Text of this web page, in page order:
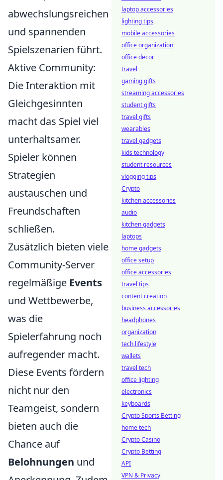
abwechslungsreichen
und spannenden
Spielszenarien führt.
Aktive Community:
Die Interaktion mit
Gleichgesinnten
macht das Spiel viel
unterhaltsamer.
Spieler können
Strategien
austauschen und
Freundschaften
schließen.
Zusätzlich bieten viele
Community-Server
regelmäßige Events
und Wettbewerbe,
was die
Spielerfahrung noch
aufregender macht.
Diese Events fördern
nicht nur den
Teamgeist, sondern
bieten auch die
Chance auf
Belohnungen und
laptop accessories
lighting tips
mobile accessories
office organization
office decor
travel
gaming gifts
streaming accessories
student gifts
travel gifts
wearables
travel gadgets
kids technology
student resources
vlogging tips
Crypto
kitchen accessories
audio
kitchen gadgets
laptops
home gadgets
office setup
office accessories
travel tips
content creation
business accessories
headphones
organization
tech lifestyle
wallets
travel tech
office lighting
electronics
keyboards
Crypto Sports Betting
home tech
Crypto Casino
Crypto Betting
API
VPN & Privacy